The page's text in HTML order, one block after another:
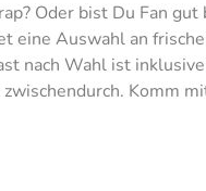
Oder bist Du Fan
eine Auswahl an
nach Wahl ist
Komm